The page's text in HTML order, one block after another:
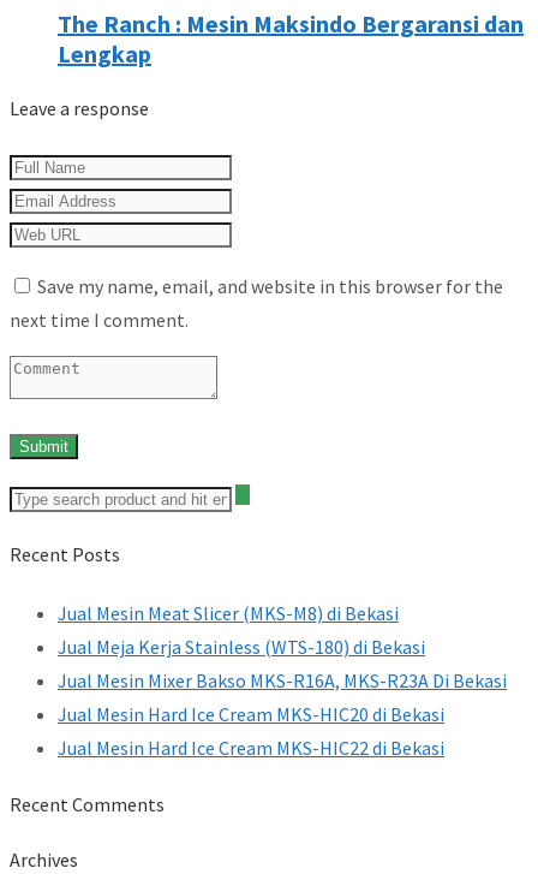
The Ranch : Mesin Maksindo Bergaransi dan
Lengkap
Leave a response
Save my name, email, and website in this browser for the
next time I comment.
Recent Posts
Jual Mesin Meat Slicer (MKS-M8) di Bekasi
Jual Meja Kerja Stainless (WTS-180) di Bekasi
Jual Mesin Mixer Bakso MKS-R16A, MKS-R23A Di Bekasi
Jual Mesin Hard Ice Cream MKS-HIC20 di Bekasi
Jual Mesin Hard Ice Cream MKS-HIC22 di Bekasi
Recent Comments
Archives